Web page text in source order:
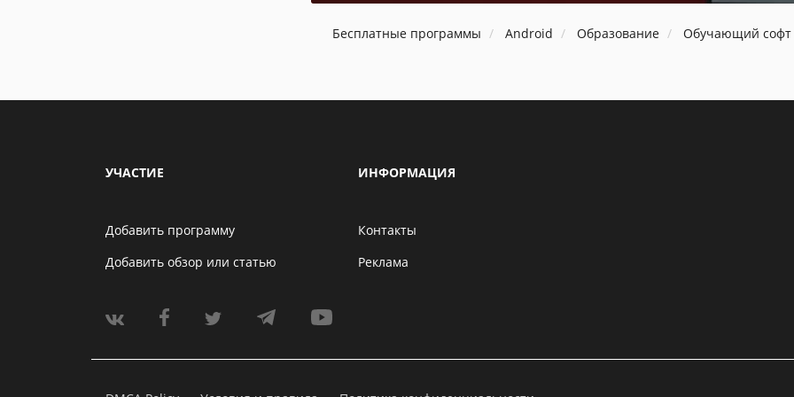
Бесплатные программы Android Образование Обучающий софт
УЧАСТИЕ
Добавить программу
Добавить обзор или статью
ИНФОРМАЦИЯ
Контакты
Реклама